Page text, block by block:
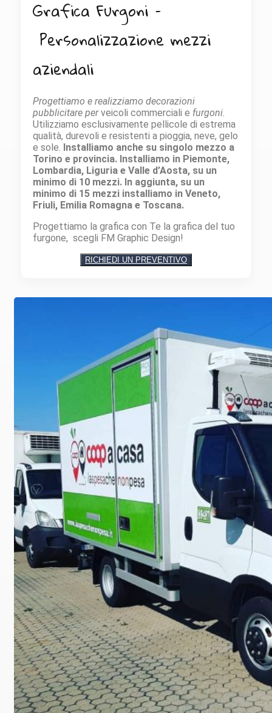
Grafica Furgoni –
Personalizzazione mezzi
aziendali
Progettiamo e realizziamo decorazioni
pubblicitare perveicoli commerciali e furgoni
Utilizziamo esclusivamente pellicole di estrema
qualità, durevoli e resistenti a pioggia, neve, gelo
e sole. Installiamo anche su singolo mezzo a
Torino e provincia. Installiamo in Piemonte,
Lombardia, Liguria e Valle d’Aosta, su un
minimo di 10 mezzi. In aggiunta, su un
minimo di 15 mezzi installiamo in Veneto,
Friuli, Emilia Romagna e Toscana.
Progettiamo la grafica con Te la grafica del tuo
furgone, scegli FM Graphic Design!
RICHIEDI UN PREVENTIVO